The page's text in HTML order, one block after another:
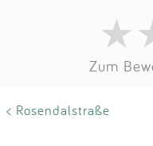
Zum
< Rosendalstraße